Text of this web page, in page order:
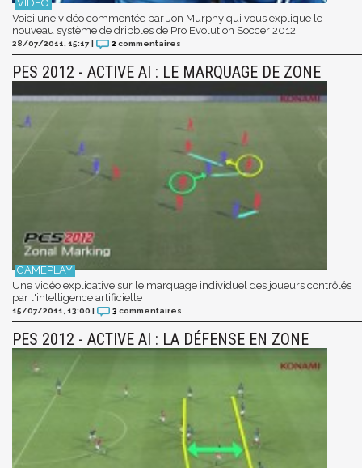
Voici une vidéo commentée par Jon Murphy qui vous explique le
nouveau système de dribbles de Pro Evolution Soccer 2012.
28/07/2011, 15:17 | 2 commentaires
PES 2012 - ACTIVE AI : LE MARQUAGE DE ZONE
Une vidéo explicative sur le marquage individuel des joueurs contrôlés
par l'intelligence artificielle
15/07/2011, 13:00 | 3 commentaires
PES 2012 - ACTIVE AI : LA DÉFENSE EN ZONE